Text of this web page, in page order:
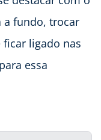
a fundo, trocar
ligado nas
essa